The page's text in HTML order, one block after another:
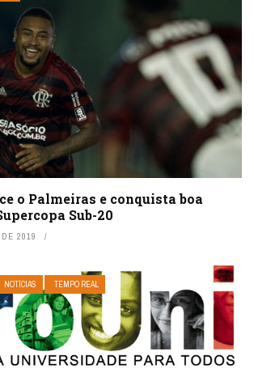
o Palmeiras e conquista boa
Sub-20
2019
NOTÍCIAS TEMPO REAL